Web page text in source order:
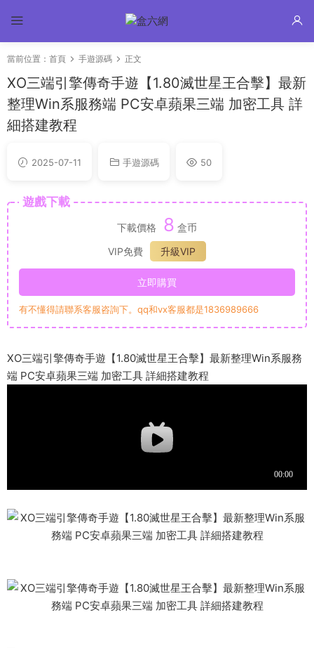
當前位置： 首頁 手遊源碼 正文
XO三端引擎傳奇手遊【1.80滅世星王合擊】最新
整理Win系服務端 PC安卓蘋果三端 加密工具 詳
細搭建教程
2025-07-11 手遊源碼 50
遊戲下載
下載價格 8 盒币
VIP免費
升級VIP
立即購買
有不懂得請聯系客服咨詢下。qq和vx客服都是1836989666
XO三端引擎傳奇手遊【1.80滅世星王合擊】最新整理Win系服務
端 PC安卓蘋果三端 加密工具 詳細搭建教程